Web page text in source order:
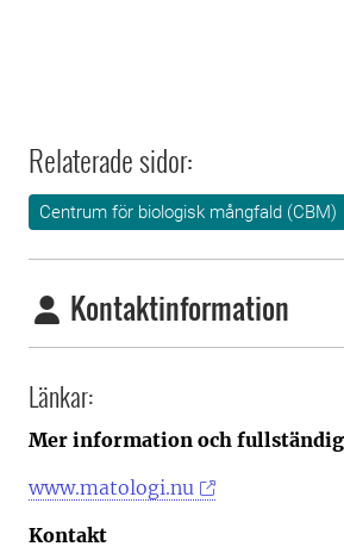
Relaterade sidor:
Centrum för biologisk mångfald (CBM)
Kontaktinformation
Länkar:
Mer information och
www.matologi.nu
Kontakt